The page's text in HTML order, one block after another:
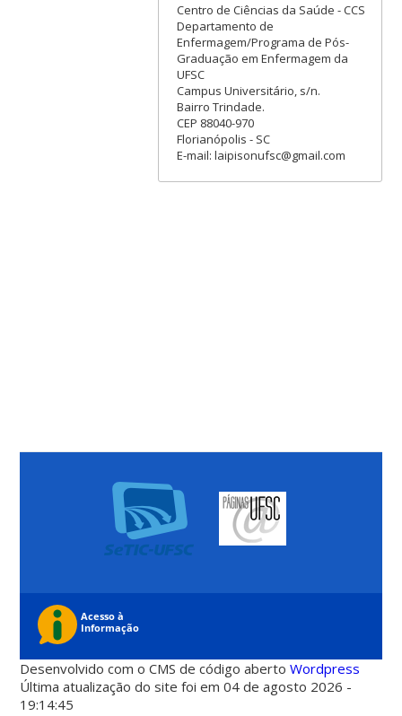
Centro de Ciências da Saúde - CCS
Departamento de
Enfermagem/Programa de Pós-
Graduação em Enfermagem da
UFSC
Campus Universitário, s/n.
Bairro Trindade.
CEP 88040-970
Florianópolis - SC
E-mail: laipisonufsc@gmail.com
Desenvolvido com o CMS de código abertoWordpress
Última atualização do site foi em 04 de agosto 2026 -
19:14:45